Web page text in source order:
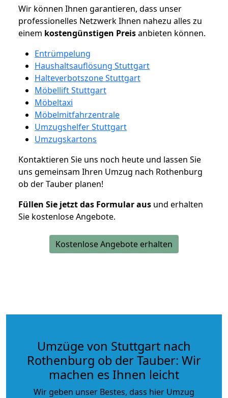
Wir können Ihnen garantieren, dass unser
professionelles Netzwerk Ihnen nahezu alles zu
einem kostengünstigen Preisanbieten können.
Entrümpelung
Haushaltsauflösung Stuttgart
Halteverbotszone Stuttgart
Möbellift Stuttgart
Möbeltaxi
Möbelmitfahrzentrale
Umzugshelfer Stuttgart
Umzugskartons
Kontaktieren Sie uns noch heute und lassen Sie
uns gemeinsam Ihren Umzug nach Rothenburg
ob der Tauber planen!
Füllen Sie jetzt das Formular aus und erhalten
Sie kostenlose Angebote.
Kostenlose Angebote erhalten
Umzüge von Stuttgart nach
Rothenburg ob der Tauber: Wir
machen es Ihnen leicht
Wir geben unser Bestes, dass hier Umzug